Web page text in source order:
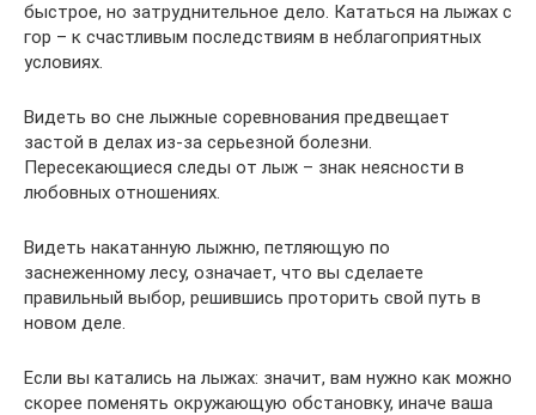
быстрое, но затруднительное дело. Кататься на лыжах с
гор – к счастливым последствиям в неблагоприятных
условиях.
Видеть во сне лыжные соревнования предвещает
застой в делах из-за серьезной болезни.
Пересекающиеся следы от лыж – знак неясности в
любовных отношениях.
Видеть накатанную лыжню, петляющую по
заснеженному лесу, означает, что вы сделаете
правильный выбор, решившись проторить свой путь в
новом деле.
Если вы катались на лыжах: значит, вам нужно как можно
скорее поменять окружающую обстановку, иначе ваша